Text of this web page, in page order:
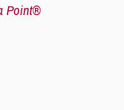
Point®